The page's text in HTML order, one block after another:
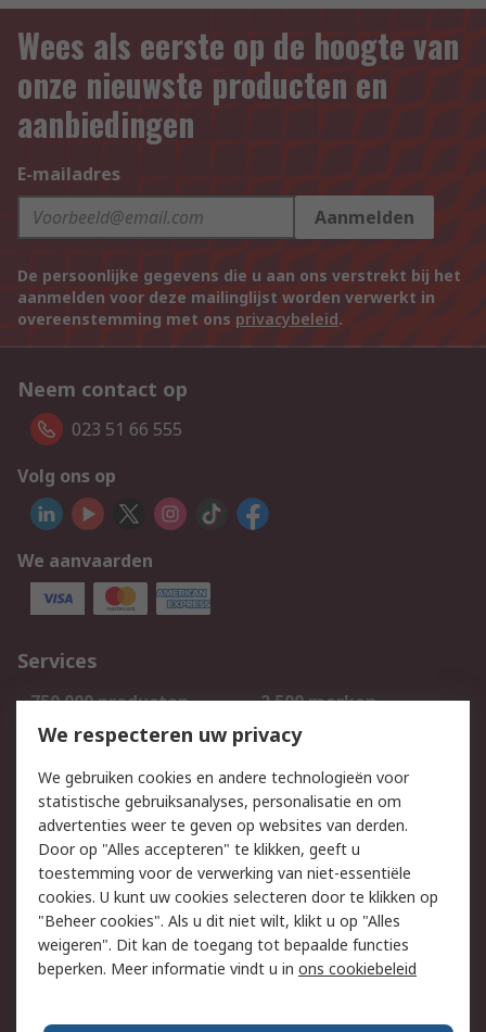
Wees als eerste op de hoogte van
onze nieuwste producten en
aanbiedingen
E-mailadres
Aanmelden
De persoonlijke gegevens die u aan ons verstrekt bij het
aanmelden voor deze mailinglijst worden verwerkt in
overeenstemming met ons privacybeleid.
Neem contact op
023 51 66 555
Volg ons op
We aanvaarden
Services
750.000 producten
2.500 merken
Bestellen
Inkoopoplossingen
Track & Trace
Wettelijk
Cookiebeleid
Email veiligheid
Privacybeleid
Websitevoorwaarden
Algemene
verkoopvoorwaarden
We respecteren uw privacy
We gebruiken cookies en andere technologieën voor
statistische gebruiksanalyses, personalisatie en om
advertenties weer te geven op websites van derden.
Door op "Alles accepteren" te klikken, geeft u
toestemming voor de verwerking van niet-essentiële
cookies. U kunt uw cookies selecteren door te klikken op
"Beheer cookies". Als u dit niet wilt, klikt u op "Alles
weigeren". Dit kan de toegang tot bepaalde functies
beperken. Meer informatie vindt u in ons cookiebeleid